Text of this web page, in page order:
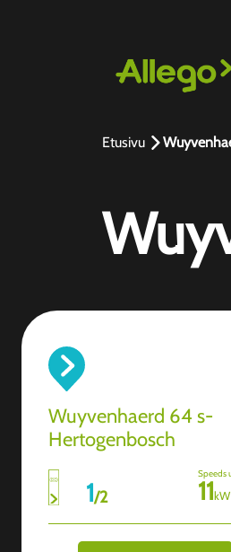
Etusivu
Wuyvenhaerd 64 s-
Hertogenbosch
1/2
Speeds
11kW